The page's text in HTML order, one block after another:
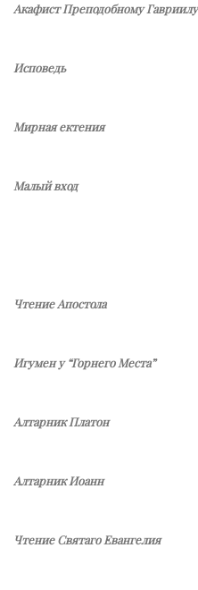
Акафист Преподобному Гавриилу
Исповедь
Мирная ектения
Малый вход
Чтение Апостола
Игумен у “Горнего Места”
Алтарник Платон
Алтарник Иоанн
Чтение Святаго Евангелия